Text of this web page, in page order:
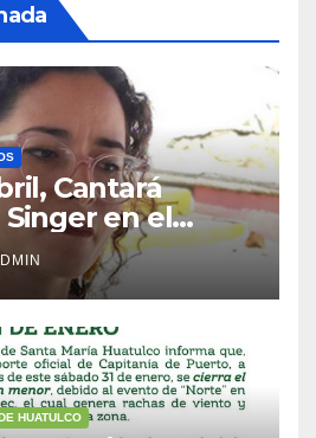
Singer en el
del Hotel
HUATULCO